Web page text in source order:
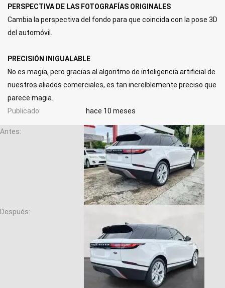
PERSPECTIVA DE LAS FOTOGRAFÍAS ORIGINALES
Cambia la perspectiva del fondo para que coincida con la pose 3D
del automóvil.
PRECISIÓN INIGUALABLE
No es magia, pero gracias al algoritmo de inteligencia artificial de
nuestros aliados comerciales, es tan increíblemente preciso que
parece magia.
Publicado
hace 10 meses
Antes
Después